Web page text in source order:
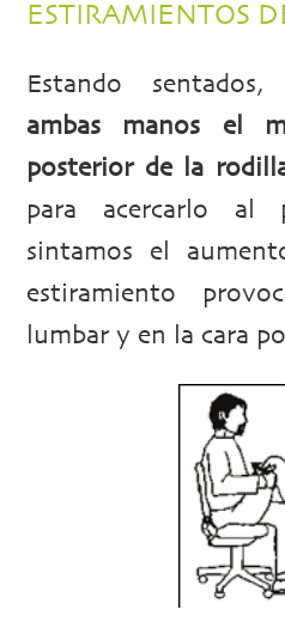
ESTIRAMIENTOS
Estando sentados,
ambas manos el
posterior de la
para acercarlo al
sintamos el
estiramiento
lumbar y en la cara